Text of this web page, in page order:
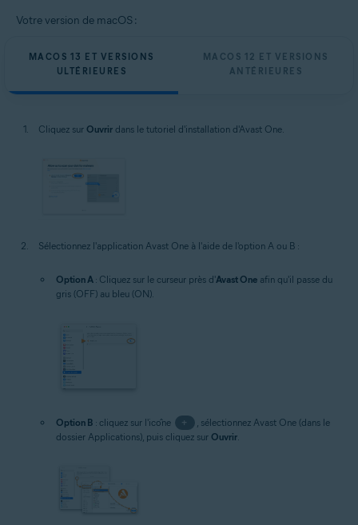
Votre version de macOS :
MACOS 13 ET VERSIONS
ULTÉRIEURES
MACOS 12 ET VERSIONS
ANTÉRIEURES
Cliquez sur Ouvrir dans le tutoriel d'installation d'Avast One.
Sélectionnez l'application Avast One à l'aide de l'option A ou B :
Option A : Cliquez sur le curseur près d'Avast One afin qu'il passe du
gris (OFF) au bleu (ON).
Option B : cliquez sur l'icône +
, sélectionnez Avast One (dans le
dossier Applications), puis cliquez sur Ouvrir.